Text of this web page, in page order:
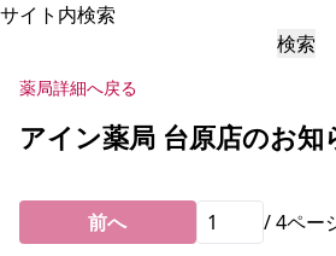
サイト内検索
検索
薬局詳細へ戻る
アイン薬局 台原店のお知
前へ /4ペー